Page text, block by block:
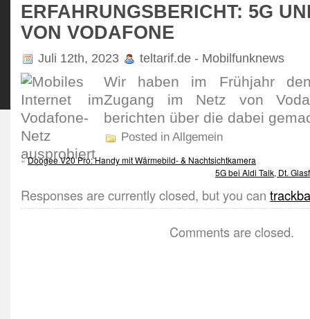
SMARTPHONES & HANDYS TABLET-PCS VERTRÄGE &
ERFAHRUNGSBERICHT: 5G
VON VODAFONE
Juli 12th, 2023 teltarif.de - Mobilfunknews
Wir haben im Früh­jahr
Zugang im Netz von
berichten über die dabei
Posted in Allgemein
«Doogee V20 Pro: Handy mit Wärmebild- & Nachtsichtkamera
5G bei Aldi Talk, Dt.
Responses are currently closed, but you can
Comments are closed.